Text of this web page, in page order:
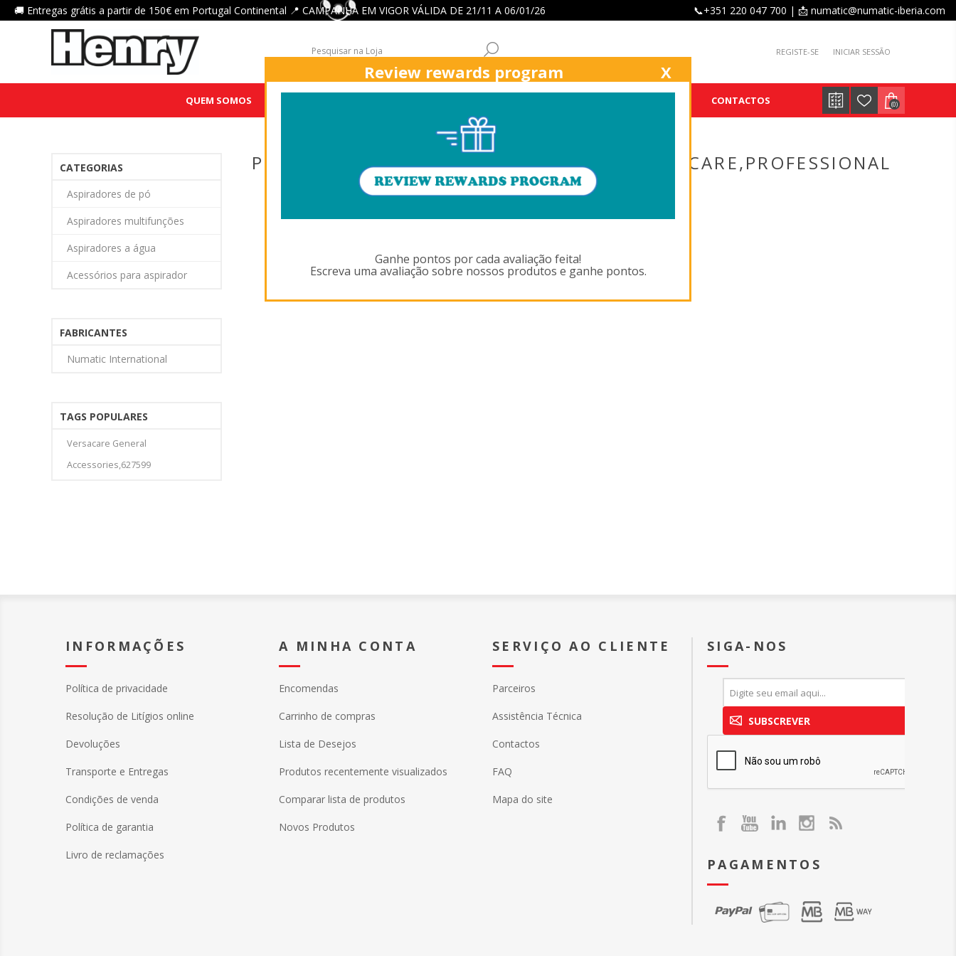
🚚 Entregas grátis a partir de 150€ em Portugal Continental 📍 CAMPANHA EM VIGOR VÁLIDA DE 21/11 A 06/01/26 📞+351 220 047 700 | 📩 numatic@numatic-iberia.com
REGISTE-SE INICIAR SESSÃO
QUEM SOMOS CONTACTOS (0)
PRODUTOS MARCADOS COM 'NVP370,CLEANCARE,PROFESSIONAL
DUST'
CATEGORIAS
Aspiradores de pó
Aspiradores multifunções
Aspiradores a água
Acessórios para aspirador
FABRICANTES
Numatic International
TAGS POPULARES
Versacare General
Accessories,627599
INFORMAÇÕES
Política de privacidade
Resolução de Litígios online
Devoluções
Transporte e Entregas
Condições de venda
Política de garantia
Livro de reclamações
A MINHA CONTA
Encomendas
Carrinho de compras
Lista de Desejos
Produtos recentemente visualizados
Comparar lista de produtos
Novos Produtos
SERVIÇO AO CLIENTE
Parceiros
Assistência Técnica
Contactos
FAQ
Mapa do site
SIGA-NOS
SUBSCREVER
PAGAMENTOS
Review rewards program X
Ganhe pontos por cada avaliação feita!
Escreva uma avaliação sobre nossos produtos e ganhe pontos.